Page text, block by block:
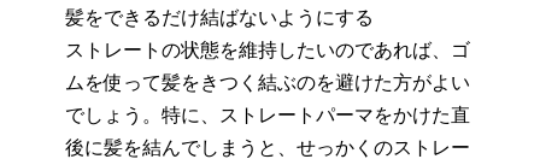
髪をできるだけ結ばないようにする
ストレートの状態を維持したいのであれば、ゴ
ムを使って髪をきつく結ぶのを避けた方がよ い
でしょう。特に、ストレートパーマをかけた直
後に髪を結んでしまうと、せっかくのストレー